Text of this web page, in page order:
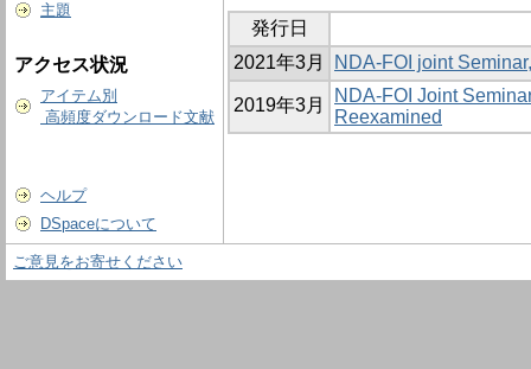
主題
アクセス状況
アイテム別
高頻度ダウンロード文献
ヘルプ
DSpaceについて
発行日
2021年3月
NDA-FOI joint
2019年3月
NDA‐FOI Joint
Reexamined
ご意見をお寄せください